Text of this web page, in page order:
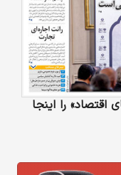
اقتصاد» را اینجا